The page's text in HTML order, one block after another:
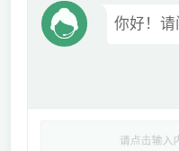
你好！请